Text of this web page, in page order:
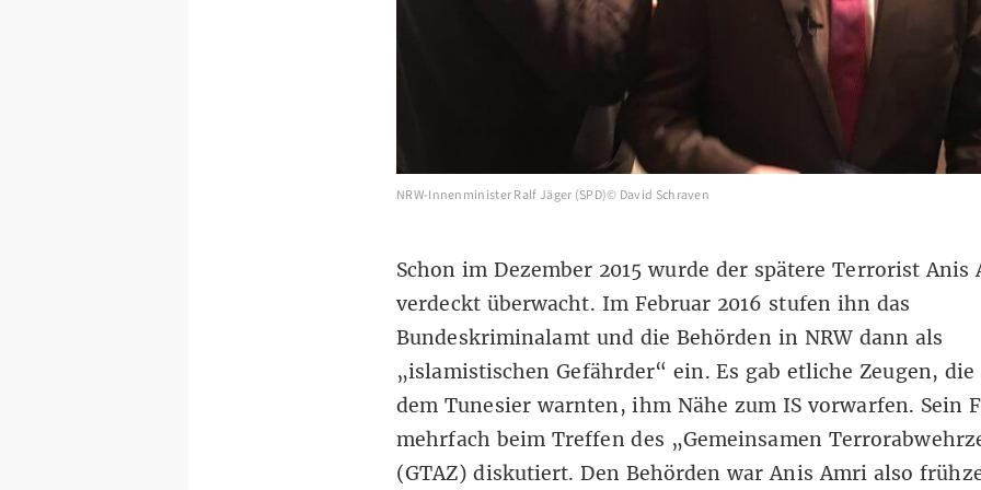
NRW-Innenminister Ralf Jäger (SPD)© David Schraven
Schon im Dezember 2015 wurde der spätere Terrorist Anis
verdeckt überwacht. Im Februar 2016 stufen ihn das
Bundeskriminalamt und die Behörden in NRW dann als
„islamistischen Gefährder“ ein. Es gab etliche Zeugen, die
dem Tunesier warnten, ihm Nähe zum IS vorwarfen. Sein
mehrfach beim Treffen des „Gemeinsamen
(GTAZ) diskutiert. Den Behörden war Anis Amri also